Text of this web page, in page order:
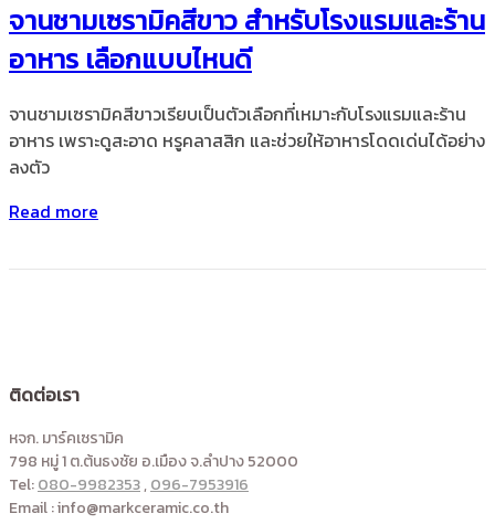
จานชามเซรามิคสีขาว สำหรับโรงแรมและร้าน
อาหาร เลือกแบบไหนดี
จานชามเซรามิคสีขาวเรียบเป็นตัวเลือกที่เหมาะกับโรงแรมและร้าน
อาหาร เพราะดูสะอาด หรูคลาสสิก และช่วยให้อาหารโดดเด่นได้อย่าง
ลงตัว
Read more
ติดต่อเรา
หจก. มาร์คเซรามิค
798 หมู่ 1 ต.ต้นธงชัย อ.เมือง จ.ลำปาง 52000
Tel:080-9982353,096-7953916
Email : info@markceramic.co.th